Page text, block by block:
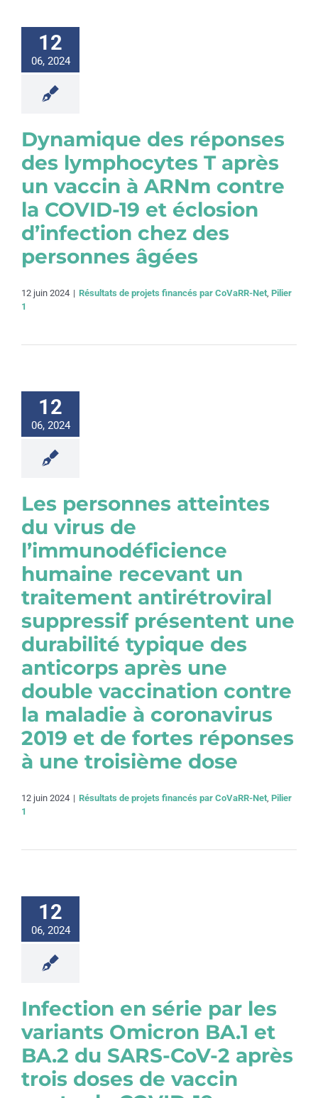
12
06, 2024
Dynamique des réponses
des lymphocytes T après
un vaccin à ARNm contre
la COVID-19 et éclosion
d’infection chez des
personnes âgées
12 juin 2024 | Résultats de projets financés par CoVaRR-Net, Pilier
1
12
06, 2024
Les personnes atteintes
du virus de
l’immunodéficience
humaine recevant un
traitement antirétroviral
suppressif présentent une
durabilité typique des
anticorps après une
double vaccination contre
la maladie à coronavirus
2019 et de fortes réponses
à une troisième dose
12 juin 2024 | Résultats de projets financés par CoVaRR-Net, Pilier
1
12
06, 2024
Infection en série par les
variants Omicron BA.1 et
BA.2 du SARS-CoV-2 après
trois doses de vaccin